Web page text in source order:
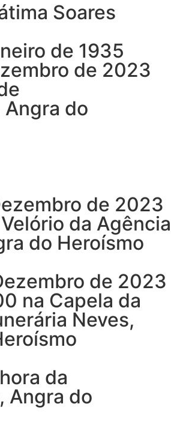
Soares
de 1935
de 2023
Angra do
de 2023
da Agência
do Heroísmo
de 2023
na Capela da
Neves,
da
Angra do